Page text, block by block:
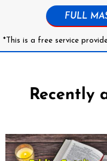
FULL
*This is a free service
Recently
Bíblia